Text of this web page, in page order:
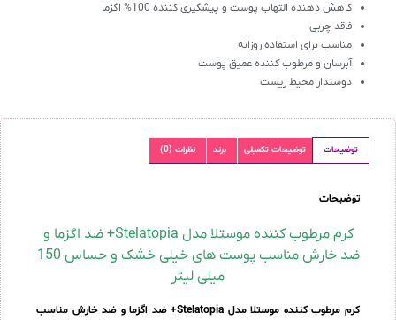
کاهش دهنده التهاب پوست و پیشگیری کننده 100% اگزما
فاقد چربی
مناسب برای استفاده روزانه
آبرسان و مرطوب‌ کننده عمیق پوست
دوستدار محیط زیست
توضیحات توضیحات تکمیلی برند نظرات (0)
توضیحات
کرم مرطوب کننده موستلا مدل Stelatopia+ ضد اگزما و
ضد خارش مناسب پوست های خیلی خشک و حساس 150
میلی لیتر
کرم مرطوب کننده موستلا مدل Stelatopia+ ضد اگزما و ضد خارش مناسب